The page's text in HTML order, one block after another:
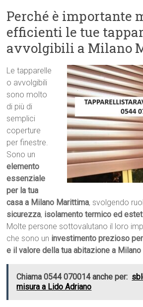
Perché è importante
efficienti le tue
avvolgibili a Milano
Le tapparelle
o avvolgibili
sono molto
di più di
semplici
coperture
per finestre.
Sono un
elemento
essenziale
per la tua
casa a Milano Marittima, svolgendo
sicurezza, isolamento termico ed
Molte persone sottovalutano il loro
che sono un investimento prezioso
e il valore della tua abitazione a
Chiama 0544 070014 anche per:
misura a Lido Adriano